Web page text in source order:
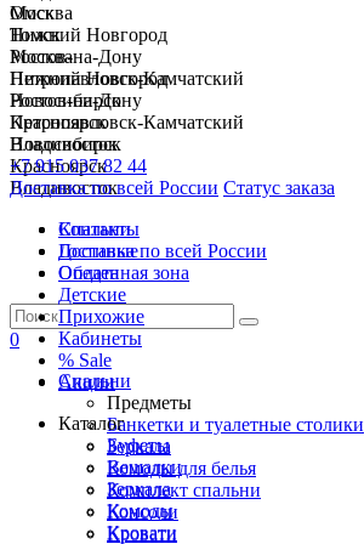
Москва
Нижний Новгород
Ростов-на-Дону
Петропавловск-Камчатский
Новосибирск
Красноярск
Владивосток
+7 915 037 82 44
Доставка по всей России Статус заказа
Спальни
Гостиные
Обеденная зона
Детские
Прихожие
Кабинеты
% Sale
Акции
Каталог
Буфеты
Вешалки
Зеркала
Комоды
Кровати
Омск
Томск
Москва
Нижний Новгород
Ростов-на-Дону
Петропавловск-Камчатский
Новосибирск
Красноярск
Владивосток
Контакты
Доставка по всей России
Оплата
0
Спальни
Предметы
Банкетки и туалетные столики
Зеркала
Комоды для белья
Комплект спальни
Консоли
Кровати